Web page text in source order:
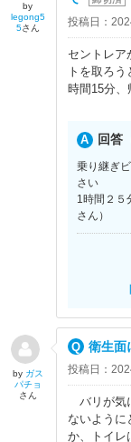
投稿日：
セントレア
トを取ろ
時間15分、
回答
乗り継ぎ
さい
1時間２
さん）
by
legong5
5さん
衛生面
投稿日：
バリが気
ないように
か、トイレ
by ガス
パチョ
さん